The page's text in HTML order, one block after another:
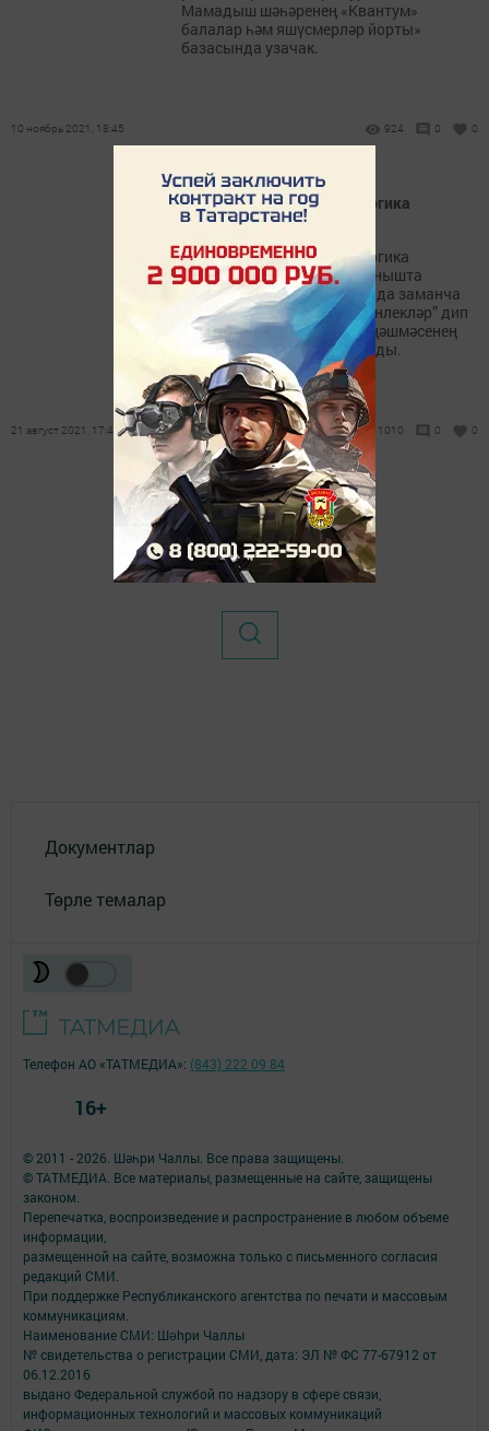
Мамадыш шәһәренең «Квантум»
балалар һәм яшүсмерләр йорты»
базасында узачак.
10 ноябрь 2021, 18:45 924 0 0
Татарстанда август педагогика
конференциясе узды
Татарстанда август педагогика
конференциясе узды. Актанышта
“Татарстан Республикасында заманча
белем - һәркем өчен мөмкинлекләр” дип
исемләнгән республика киңәшмәсенең
пленар утырышы булып узды.
21 август 2021, 17:49 1010 0 0
Документлар
Төрле темалар
© 2011 - 2026. Шәһри Чаллы. Все права защищены.
© ТАТМЕДИА. Все материалы, размещенные на сайте, защищены
законом.
Перепечатка, воспроизведение и распространение в любом объеме
информации,
размещенной на сайте, возможна только с письменного согласия
редакций СМИ.
При поддержке Республиканского агентства по печати и массовым
коммуникациям.
Наименование СМИ: Шəhри Чаллы
№ свидетельства о регистрации СМИ, дата: ЭЛ № ФС 77-67912 от
06.12.2016
выдано Федеральной службой по надзору в сфере связи,
информационных технологий и массовых коммуникаций
Телефон АО «ТАТМЕДИА»: (843) 222 09 84
16+